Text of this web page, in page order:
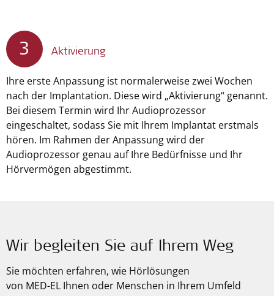
3 Aktivierung
Ihre erste Anpassung ist normalerweise zwei Wochen
nach der Implantation. Diese wird „Aktivierung“ genannt.
Bei diesem Termin wird Ihr Audioprozessor
eingeschaltet, sodass Sie mit Ihrem Implantat erstmals
hören. Im Rahmen der Anpassung wird der
Audioprozessor genau auf Ihre Bedürfnisse und Ihr
Hörvermögen abgestimmt.
Wir begleiten Sie auf Ihrem Weg
Sie möchten erfahren, wie Hörlösungen
von MED-EL Ihnen oder Menschen in Ihrem Umfeld